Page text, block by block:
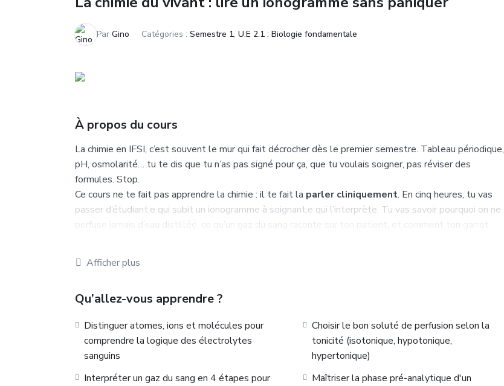
Par Gino Catégories : Semestre 1, U.E 2.1 : Biologie fondamentale
À propos du cours
La chimie en IFSI, c’est souvent le mur qui fait décrocher dès le premier semestre. Tableau périodique,
pH, osmolarité… tu te dis que tu n’as pas signé pour ça, que tu voulais soigner, pas réviser des
formules. Stop.
Ce cours ne te fait pas apprendre la chimie : il te fait la parler cliniquement. En cinq heures, tu vas
passer d’étudiant.e qui subit un ionogramme à soignant.e qui l’interprète. Tu vas savoir pourquoi on ne
perfuse jamais d’eau distillée, ce qu’un gaz du sang raconte sur ton patient, et comment ton garrot
jargon lâché sans analogie. À la fin, tu auras la compétence que ton jury de DEI attend :
Afficher plus
Qu’allez-vous apprendre ?
Distinguer atomes, ions et molécules pour
comprendre la logique des électrolytes
sanguins
Choisir le bon soluté de perfusion selon la
tonicité (isotonique, hypotonique,
hypertonique)
Interpréter un gaz du sang en 4 étapes pour
Maîtriser la phase pré-analytique d'un